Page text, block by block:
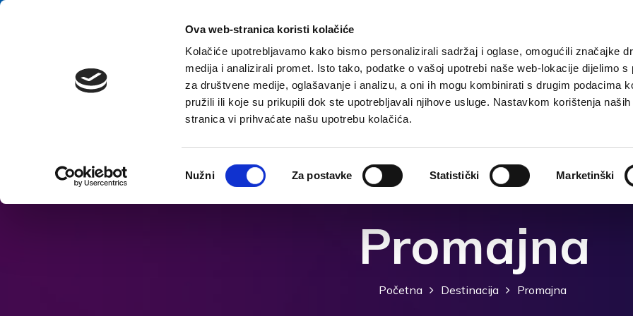
Ova web-stranica koristi kolačiće
Kolačiće upotrebljavamo kako bismo personalizirali sadržaj i oglase, omogućili značajke
medija i analizirali promet. Isto tako, podatke o vašoj upotrebi naše web-lokacije dijelimo s
za društvene medije, oglašavanje i analizu, a oni ih mogu kombinirati s drugim podacima
pružili ili koje su prikupili dok ste upotrebljavali njihove usluge. Nastavkom korištenja
stranica vi prihvaćate našu upotrebu kolačića.
pristanka
Nužni Za postavke Statistički Marketinški
Preskoči na sadržaj
Početna Destinacija Smještaj Što raditi?
Promajna
Početna Destinacija Promajna